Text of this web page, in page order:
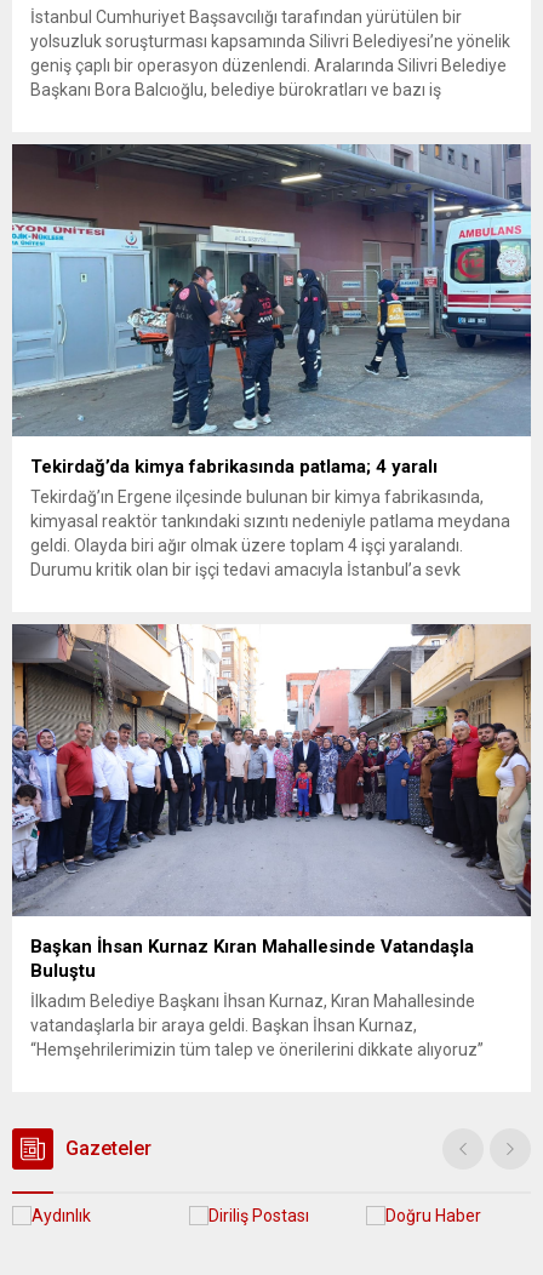
İstanbul Cumhuriyet Başsavcılığı tarafından yürütülen bir
yolsuzluk soruşturması kapsamında Silivri Belediyesi’ne yönelik
geniş çaplı bir operasyon düzenlendi. Aralarında Silivri Belediye
Başkanı Bora Balcıoğlu, belediye bürokratları ve bazı iş
inceleme ve arama çalışmaları devam ediyor. İstanbul’da...
Tekirdağ’da kimya fabrikasında patlama; 4 yaralı
Tekirdağ’ın Ergene ilçesinde bulunan bir kimya fabrikasında,
kimyasal reaktör tankındaki sızıntı nedeniyle patlama meydana
geldi. Olayda biri ağır olmak üzere toplam 4 işçi yaralandı.
Durumu kritik olan bir işçi tedavi amacıyla İstanbul’a sevk
ilçesine...
Başkan İhsan Kurnaz Kıran Mahallesinde Vatandaşla
Buluştu
İlkadım Belediye Başkanı İhsan Kurnaz, Kıran Mahallesinde
vatandaşlarla bir araya geldi. Başkan İhsan Kurnaz,
“Hemşehrilerimizin tüm talep ve önerilerini dikkate alıyoruz”
Kurnaz, gelen taleplerin çözümü için...
Gazeteler